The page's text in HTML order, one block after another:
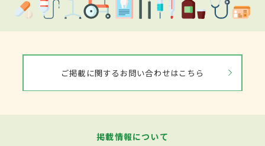
ご掲載に関するお問い合わせはこちら
掲載情報について